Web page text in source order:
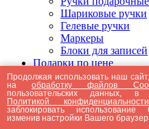
Шариковые ручки
Гелевые ручки
Маркеры
Блоки для записей
Подарки по цене
Подарки от 5000
Подарки до 5000
Подарки до 3000
Подарки до 2000
Подарки до 1000
Продолжая использовать наш
наобработку файлов
пользовательских данных, в
Политикой конфиденциальности
заблокировать использование
изменив настройки Вашего